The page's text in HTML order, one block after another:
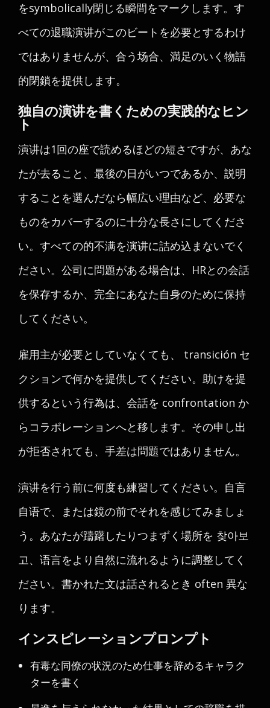
をsymbolically閉じる瞬間をマークします。す
べての退職演讲がこのビートを必要とするわけ
ではありませんが、合う场合、満足のいく物語
的閉鎖を提供します。
独自の演讲を書くための実践的なヒン
ト
演讲は1回の座で読めるほどの短さですが、あな
たが去ること、最後の日がいつであるか、説明
することを選んだなら幅広い理由など、必要な
ものをカバーするのに十分な長さにしてくださ
い。すべての的不满を演讲に詰め込まないでく
ださい。公司に問題がある場合は、HRとの会話
を保存するか、完全にあなた自身のために保持
してください。
雇用主が必要としていなくても、 transición セ
クションで何かを提供してください。助けを提
供するという行為は、会話を confrontation か
らコラボレーションへと移します。その申し出
が拒否されても、手差は問題ではありません。
演讲を行う前に何度も練習してください。自言
自语で、または鏡の前でそれを感じてみましょ
う。あなたが躊躇したりつまずく場所を 찾아보
고、语言をより自然に流れるように調整してく
ださい。書かれた文は話されるとき often 異な
ります。
インスピレーションプロンプト
有毒な同僚の状況のため仕事を辞めるキャラク
ターを書く